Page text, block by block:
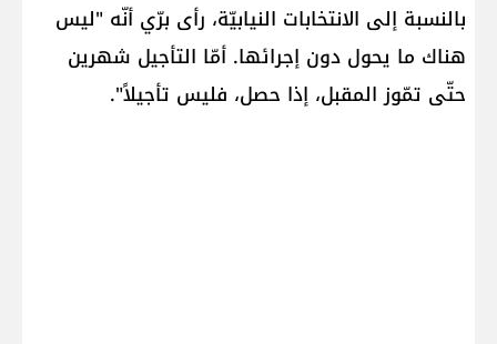
بالنسبة إلى الانتخابات النيابيّة، رأى برّي أنّه "ليس
هناك ما يحول دون إجرائها. أمّا التأجيل شهرين
حتّى تمّوز المقبل، إذا حصل، فليس تأجيلاً".